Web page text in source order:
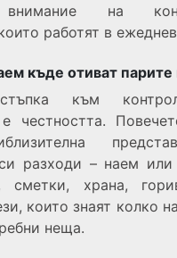
на
работят в
къде отиват парите
към
честността.
разходи – наем или
сметки, храна,
които знаят колко
неща.